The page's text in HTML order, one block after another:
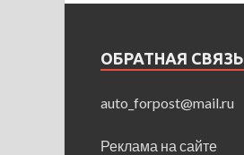
ОБРАТНАЯ СВЯЗЬ
auto_forpost@mail.ru
Реклама на сайте